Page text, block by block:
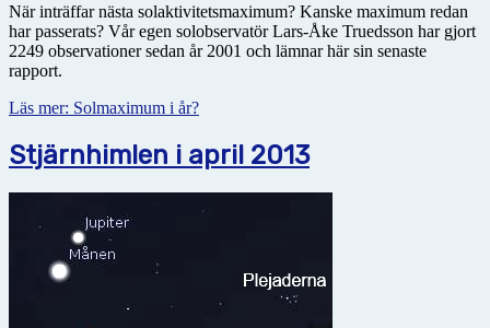
När inträffar nästa solaktivitetsmaximum? Kanske maximum redan
har passerats? Vår egen solobservatör Lars-Åke Truedsson har gjort
2249 observationer sedan år 2001 och lämnar här sin senaste
rapport.
Läs mer: Solmaximum i år?
Stjärnhimlen i april 2013